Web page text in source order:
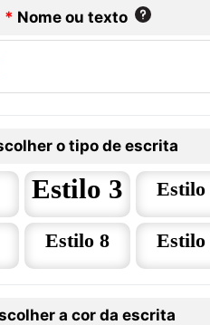
* Nome ou texto
o tipo de escrita
Estilo 3 Estilo
Estilo 8 Estilo
a cor da escrita